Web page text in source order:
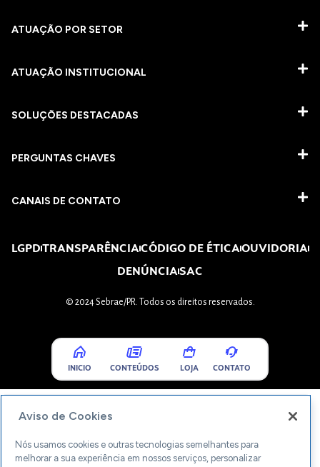
ATUAÇÃO POR SETOR
ATUAÇÃO INSTITUCIONAL
SOLUÇÕES DESTACADAS
PERGUNTAS CHAVES​
CANAIS DE CONTATO
LGPDTRANSPARÊNCIACÓDIGO DE ÉTICAOUVIDORIA
DENÚNCIASAC
© 2024 Sebrae/PR. Todos os direitos reservados.
INICIO CONTEÚDOS LOJA CONTATO
Aviso de Cookies
Nós usamos cookies e outras tecnologias semelhantes para
melhorar a sua experiência em nossos serviços, personalizar